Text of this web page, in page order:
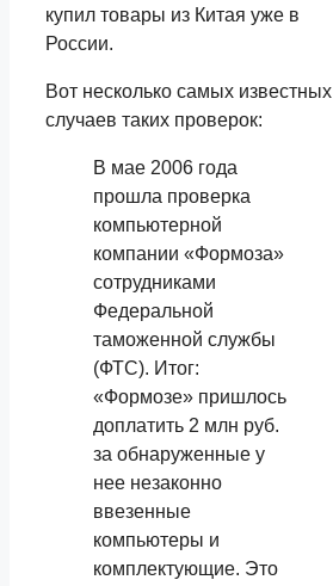
купил товары из Китая уже в
России.
Вот несколько самых известных
случаев таких проверок:
В мае 2006 года
прошла проверка
компьютерной
компании «Формоза»
сотрудниками
Федеральной
таможенной службы
(ФТС). Итог:
«Формозе» пришлось
доплатить 2 млн руб.
за обнаруженные у
нее незаконно
ввезенные
компьютеры и
комплектующие. Это